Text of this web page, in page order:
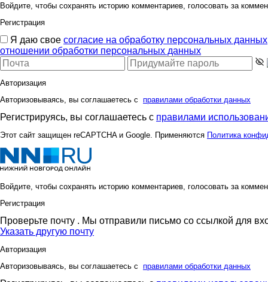
Войдите, чтобы сохранять историю комментариев, голосовать за
Регистрация
Я даю свое согласие на обработку персональных данных
отношении обработки персональных данных
Авторизация
Авторизовываясь, вы соглашаетесь с правилами обработки данных
Регистрируясь, вы соглашаетесь с правилами
Этот сайт защищен reCAPTCHA и Google. Применяются Политика
Войдите, чтобы сохранять историю комментариев, голосовать за
Регистрация
Проверьте почту . Мы отправили письмо со ссылкой для
Указать другую почту
Авторизация
Авторизовываясь, вы соглашаетесь с правилами обработки данных